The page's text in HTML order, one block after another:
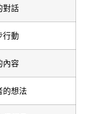
對話
行動
內容
的想法